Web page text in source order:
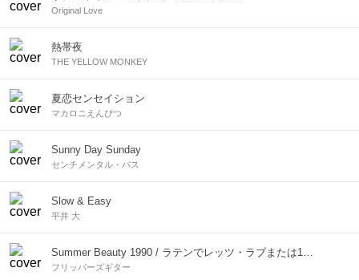
Original Love
熱帯夜
THE YELLOW MONKEY
夏恋センセイション
マカロニえんぴつ
Sunny Day Sunday
センチメンタル・バス
Slow & Easy
平井 大
フリッパーズギター